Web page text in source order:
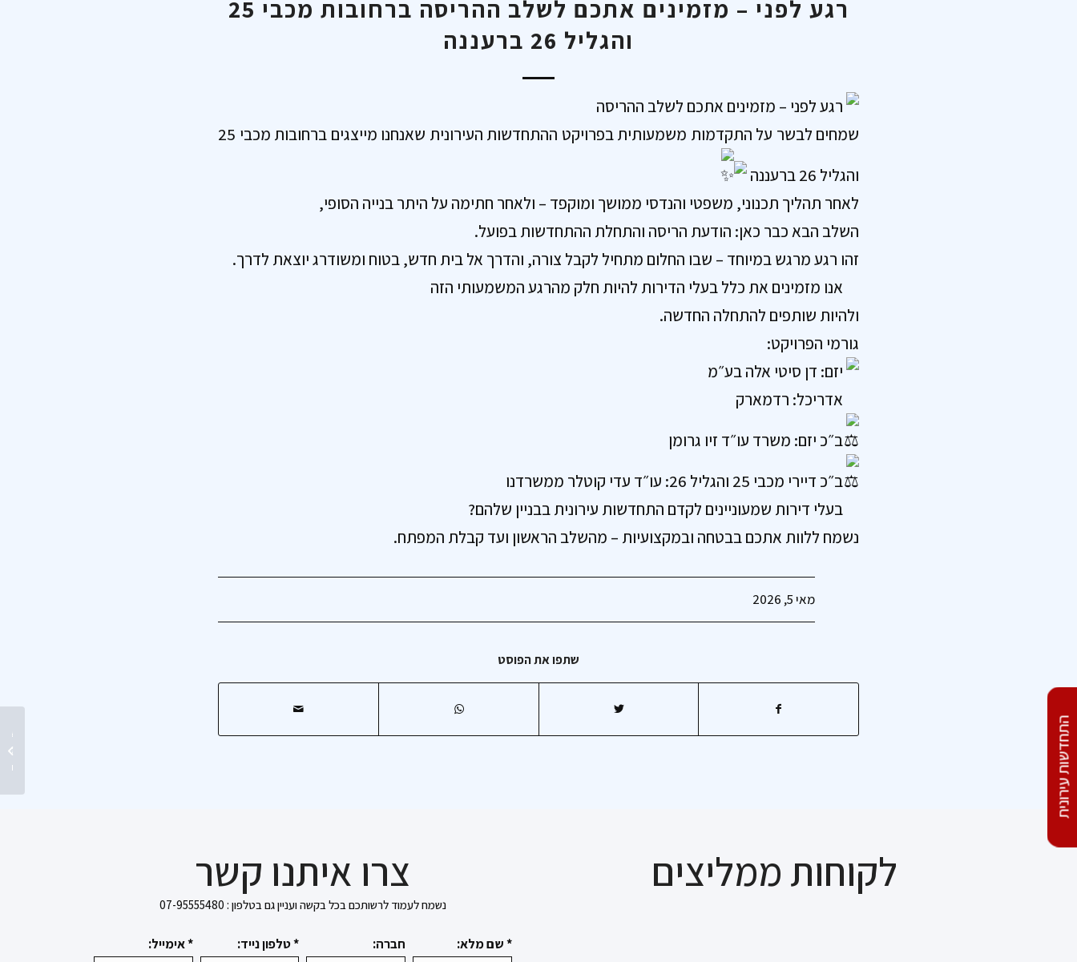
התחדשות עירונית
רגע לפני – מזמינים אתכם לשלב ההריסה ברחובות מכבי 25
והגליל 26 ברעננה
רגע לפני – מזמינים אתכם לשלב ההריסה
שמחים לבשר על התקדמות משמעותית בפרויקט ההתחדשות העירונית שאנחנו מייצגים ברחובות מכבי 25
והגליל 26 ברעננה
לאחר תהליך תכנוני, משפטי והנדסי ממושך ומוקפד – ולאחר חתימה על היתר בנייה הסופי,
השלב הבא כבר כאן: הודעת הריסה והתחלת ההתחדשות בפועל.
זהו רגע מרגש במיוחד – שבו החלום מתחיל לקבל צורה, והדרך אל בית חדש, בטוח ומשודרג יוצאת לדרך.
אנו מזמינים את כלל בעלי הדירות להיות חלק מהרגע המשמעותי הזה
ולהיות שותפים להתחלה החדשה.
גורמי הפרויקט:
יזם: דן סיטי אלה בע״מ
אדריכל: רדמארק
ב״כ יזם: משרד עו״ד זיו גרומן
ב״כ דיירי מכבי 25 והגליל 26: עו״ד עדי קוטלר ממשרדנו
בעלי דירות שמעוניינים לקדם התחדשות עירונית בבניין שלהם?
נשמח ללוות אתכם בבטחה ובמקצועיות – מהשלב הראשון ועד קבלת המפתח.
מאי 5, 2026
שתפו את הפוסט
לקוחות ממליצים צרו איתנו קשר
נשמח לעמוד לרשותכם בכל בקשה ועניין גם בטלפון : 07-95555480
* שם מלא: חברה: * טלפון נייד: * אימייל: